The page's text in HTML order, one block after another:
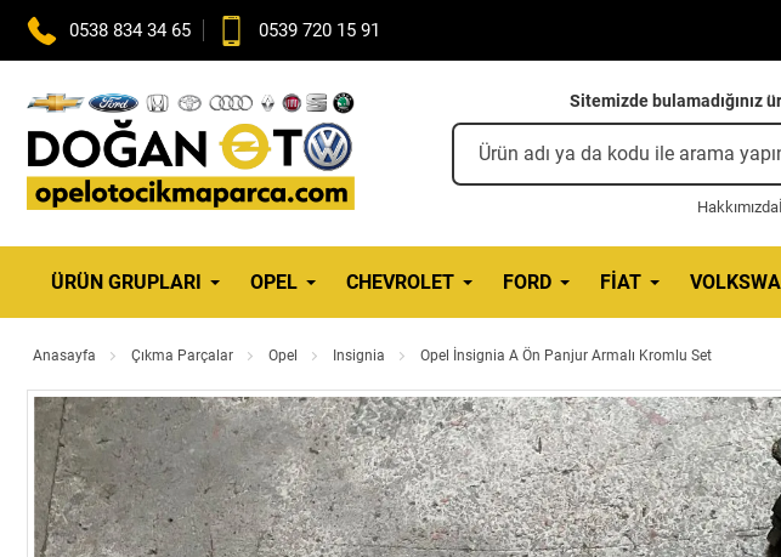
0538 834 34 65 0539 720 15 91
Sitemizde bulamadığınız
Hakkımızda
ÜRÜN GRUPLARI OPEL CHEVROLET FORD FIAT
Anasayfa Çıkma Parçalar Opel Insignia Opel İnsignia A Ön Panjur Armalı Kromlu Set